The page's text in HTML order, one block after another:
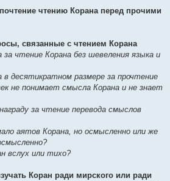
чтению Корана перед прочими
связанные с чтением Корана
за чтение Корана без шевеления языка и
в десятикратном размере за прочтение
не понимает смысла Корана и не знает
за чтение перевода смыслов
аятов Корана, но осмысленно или же
вслух или тихо?
Коран ради мирского или ради